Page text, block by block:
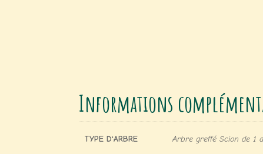
Informations
TYPE D'ARBRE Arbre greffé Scion de 1